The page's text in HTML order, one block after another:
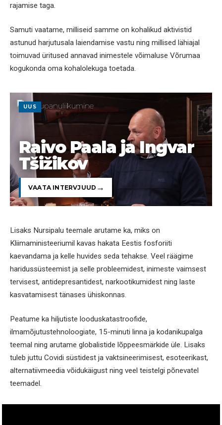
rajamise taga.
Samuti vaatame, milliseid samme on kohalikud aktivistid
astunud harjutusala laiendamise vastu ning millised lähiajal
toimuvad üritused annavad inimestele võimaluse Võrumaa
kogukonda oma kohalolekuga toetada.
UUS
Raivo Paala ja Ingvar
Tšižikov
VAATA INTERVJUUD
Lisaks Nursipalu teemale arutame ka, miks on
Kliimaministeeriumil kavas hakata Eestis fosforiiti
kaevandama ja kelle huvides seda tehakse. Veel räägime
haridussüsteemist ja selle probleemidest, inimeste vaimsest
tervisest, antidepresantidest, narkootikumidest ning laste
kasvatamisest tänases ühiskonnas.
Peatume ka hiljutiste looduskatastroofide,
ilmamõjutustehnoloogiate, 15-minuti linna ja kodanikupalga
teemal ning arutame globalistide lõppeesmärkide üle. Lisaks
tuleb juttu Covidi süstidest ja vaktsineerimisest, esoteerikast,
alternatiivmeedia võidukäigust ning veel teistelgi põnevatel
teemadel.